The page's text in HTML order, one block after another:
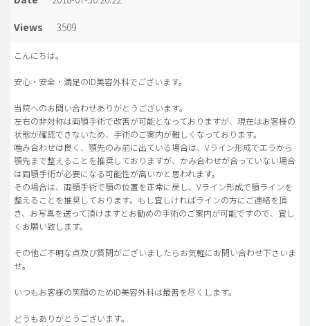
idリアルストーリー
idニュース
病院紹介
安全整形
料金一覧
ご相談のお問い合わせ
Views
3509
こんにちは。
安心・安全・満足のID美容外科でございます。
当院へのお問い合わせありがとうございます。
左右の非対称は両顎手術で改善が可能となっておりますが、現在はお客様の
状態が確認できないため、手術のご案内が難しくなっております。
噛み合わせは良く、顎先のみ前に出ている場合は、Vライン形成でエラから
顎先まで整えることを推奨しておりますが、かみ合わせが合っていない場合
は両顎手術が必要になる可能性が高いかと思われます。
その場合は、両顎手術で顎の位置を正常に戻し、Vライン形成で顎ラインを
整えることを推奨しております。もし宜しければラインの方にご連絡を頂
き、お写真を送って頂けますとお勧めの手術のご案内が可能ですので、宜し
くお願い致します。
その他ご不明な点及び質問がございましたらお気軽にお問い合わせ下さいま
せ。
いつもお客様の笑顔のためID美容外科は最善を尽くします。
どうもありがとうございます。